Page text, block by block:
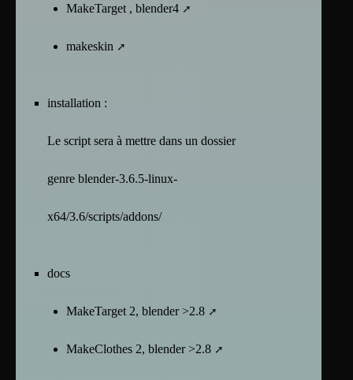
MakeTarget , blender4
makeskin
installation :
Le script sera à mettre dans un dossier
genre blender-3.6.5-linux-
x64/3.6/scripts/addons/
docs
MakeTarget 2, blender >2.8
MakeClothes 2, blender >2.8